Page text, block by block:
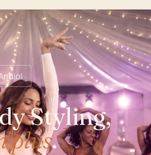
Styling,
plus.